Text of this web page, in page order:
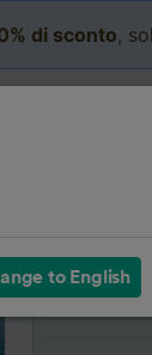
di sconto,
Le mie
Da
to English